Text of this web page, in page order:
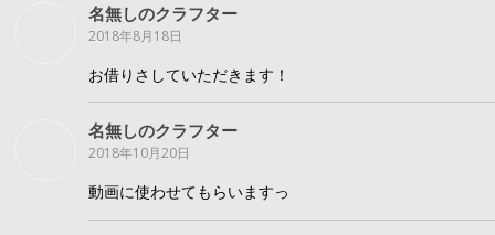
名無しのクラフター
2018年8月18日
お借りさしていただきます！
名無しのクラフター
2018年10月20日
動画に使わせてもらいますっ